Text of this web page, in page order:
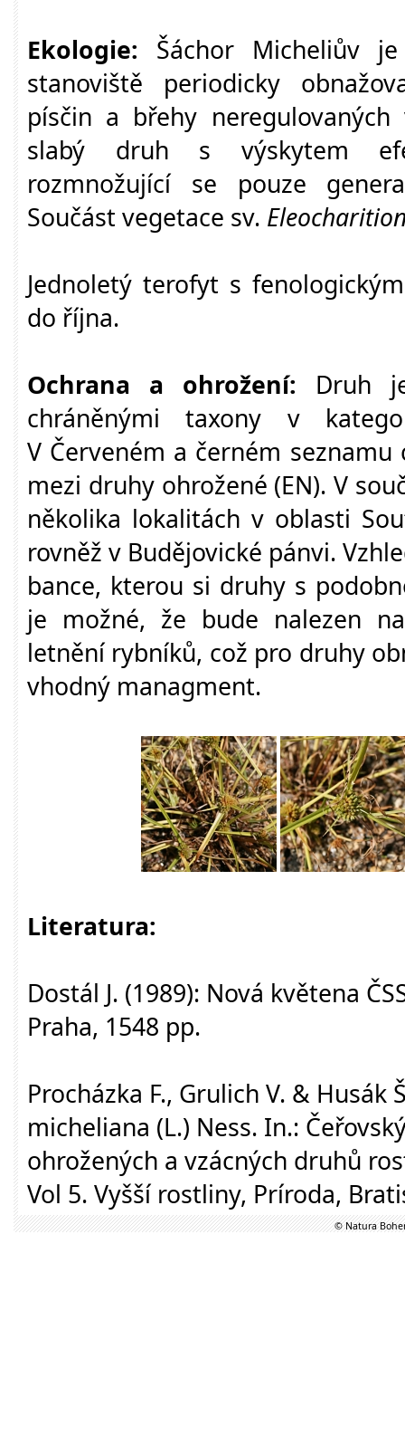
Ekologie: Šáchor Micheliův
stanoviště periodicky
písčin a břehy neregulovaných
slabý druh s výskytem
rozmnožující se pouze
Součást vegetace sv.
Jednoletý terofyt s
do října.
Ochrana a ohrožení: Druh
chráněnými taxony v
V Červeném a černém
mezi druhy ohrožené (EN). V
několika lokalitách v oblasti
rovněž v Budějovické pánvi.
bance, kterou si druhy s
je možné, že bude nalezen
letnění rybníků, což pro druhy
vhodný managment.
Literatura:
Dostál J. (1989): Nová květena
Praha, 1548 pp.
Procházka F., Grulich V. & Husák
micheliana (L.) Ness. In.:
ohrožených a vzácných druhů
Vol 5. Vyšší rostliny, Príroda,
© Natura